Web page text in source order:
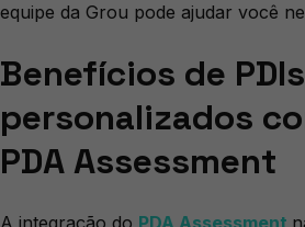
equipe da Grou pode ajudar você
Benefícios de PDIs
personalizados
PDA Assessment